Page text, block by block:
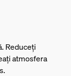
Reduceți
atmosfera